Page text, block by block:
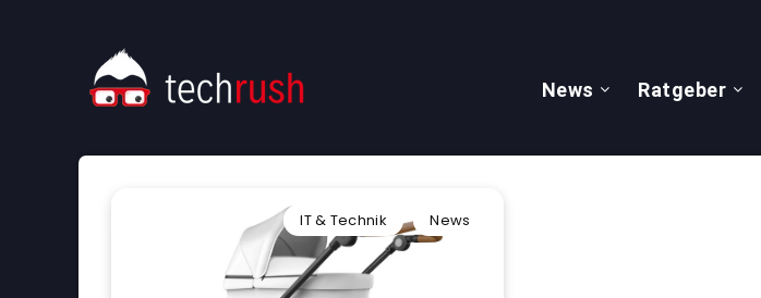
News Ratgeber
IT & Technik News